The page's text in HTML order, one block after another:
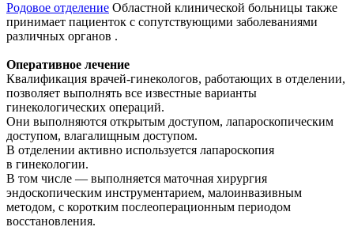
Родовое отделение Областной клинической больницы также
принимает пациенток с сопутствующими заболеваниями
различных органов .
Оперативное лечение
Квалификация врачей-гинекологов, работающих в отделении,
позволяет выполнять все известные варианты
гинекологических операций.
Они выполняются открытым доступом, лапароскопическим
доступом, влагалищным доступом.
В отделении активно используется лапароскопия
в гинекологии.
В том числе — выполняется маточная хирургия
эндоскопическим инструментарием, малоинвазивным
методом, с коротким послеоперационным периодом
восстановления.